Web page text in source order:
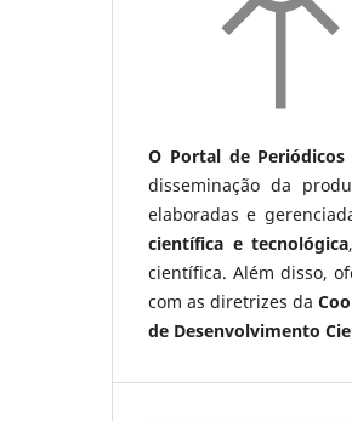
O Portal de Periódicos
disseminação da
elaboradas e
científica e tecnológica
científica. Além disso,
com as diretrizes da
de Desenvolvimento